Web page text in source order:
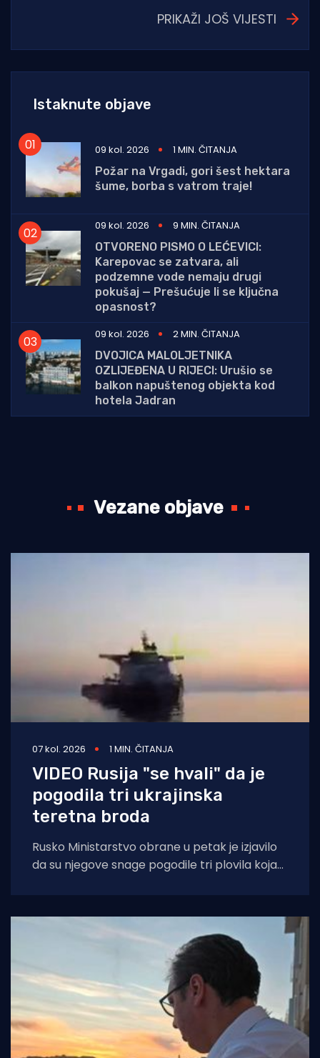
PRIKAŽI JOŠ VIJESTI
Istaknute objave
09 kol. 2026
1 MIN. ČITANJA
Požar na Vrgadi, gori šest hektara
šume, borba s vatrom traje!
09 kol. 2026
9 MIN. ČITANJA
OTVORENO PISMO O LEĆEVICI:
Karepovac se zatvara, ali
podzemne vode nemaju drugi
pokušaj — Prešućuje li se ključna
opasnost?
09 kol. 2026
2 MIN. ČITANJA
DVOJICA MALOLJETNIKA
OZLIJEĐENA U RIJECI: Urušio se
balkon napuštenog objekta kod
hotela Jadran
Vezane objave
07 kol. 2026 1 MIN. ČITANJA
VIDEO Rusija "se hvali" da je
pogodila tri ukrajinska
teretna broda
Rusko Ministarstvo obrane u petak je izjavilo
da su njegove snage pogodile tri plovila koja